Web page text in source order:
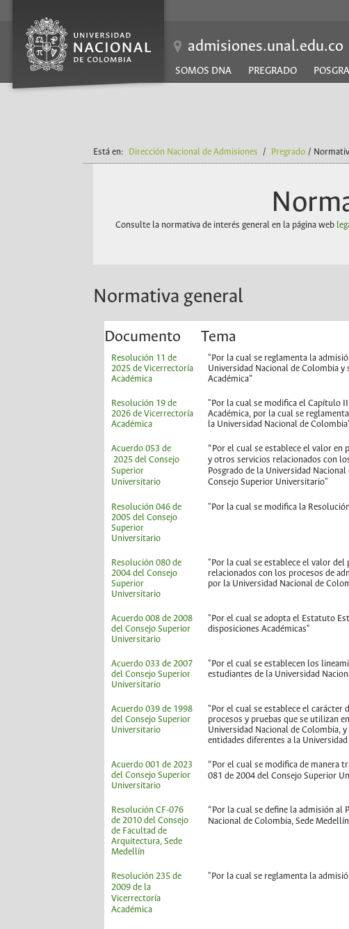
admisiones.unal.edu.co
SOMOS DNA PREGRADO
Está en: Dirección Nacional de Admisiones / Pregrado /
Consulte la normativa de interés general en la página web
Normativa general
Documento Tema
Resolución 11 de
2025 de Vicerrectoría
Académica
"Por la cual se reglamenta la
Universidad Nacional de Colombia
Académica”
Resolución 19 de
2026 de Vicerrectoría
Académica
"Por la cual se modifica el Capítulo
Académica, por la cual se
la Universidad Nacional de
Acuerdo 053 de
2025 del Consejo
Superior
Universitario
“Por el cual se establece el valor
y otros servicios relacionados con
Posgrado de la Universidad
Consejo Superior Universitario"
Resolución 046 de
2005 del Consejo
Superior
Universitario
"Por la cual se modifica la
Resolución 080 de
2004 del Consejo
Superior
Universitario
"Por la cual se establece el valor
relacionados con los procesos de
por la Universidad Nacional de
Acuerdo 008 de 2008
del Consejo Superior
Universitario
"Por el cual se adopta el Estatuto
disposiciones Académicas"
Acuerdo 033 de 2007
del Consejo Superior
Universitario
"Por el cual se establecen los
estudiantes de la Universidad
Acuerdo 039 de 1998
del Consejo Superior
Universitario
"Por el cual se establece el carácter
procesos y pruebas que se utilizan
Universidad Nacional de Colombia,
entidades diferentes a la
Acuerdo 001 de 2023
del Consejo Superior
Universitario
“Por el cual se modifica de manera
081 de 2004 del Consejo Superior
Resolución CF-076
de 2010 del Consejo
de Facultad de
Arquitectura, Sede
Medellín
“Por la cual se define la admisión al
Nacional de Colombia, Sede
Resolución 235 de
2009 de la
Vicerrectoría
Académica
"Por la cual se reglamenta la